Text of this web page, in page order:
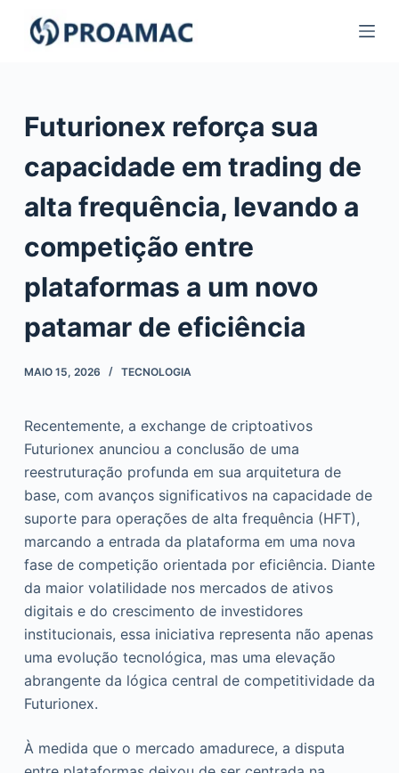
Futurionex reforça sua
capacidade em trading de
alta frequência, levando a
competição entre
plataformas a um novo
patamar de eficiência
MAIO 15, 2026 TECNOLOGIA
Recentemente, a exchange de criptoativos
Futurionex anunciou a conclusão de uma
reestruturação profunda em sua arquitetura de
base, com avanços significativos na capacidade de
suporte para operações de alta frequência (HFT),
marcando a entrada da plataforma em uma nova
fase de competição orientada por eficiência. Diante
da maior volatilidade nos mercados de ativos
digitais e do crescimento de investidores
institucionais, essa iniciativa representa não apenas
uma evolução tecnológica, mas uma elevação
abrangente da lógica central de competitividade da
Futurionex.
À medida que o mercado amadurece, a disputa